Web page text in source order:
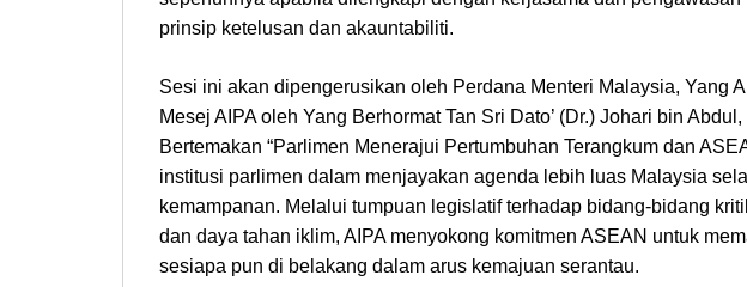
prinsip ketelusan dan akauntabiliti.
Sesi ini akan dipengerusikan oleh Perdana Menteri Malaysia, Yang
Mesej AIPA oleh Yang Berhormat Tan Sri Dato’ (Dr.) Johari bin
Bertemakan “Parlimen Menerajui Pertumbuhan Terangkum dan
institusi parlimen dalam menjayakan agenda lebih luas Malaysia
kemampanan. Melalui tumpuan legislatif terhadap bidang-bidang
dan daya tahan iklim, AIPA menyokong komitmen ASEAN untuk
sesiapa pun di belakang dalam arus kemajuan serantau.